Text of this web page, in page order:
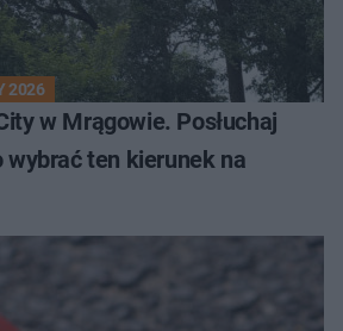
2026
w Mrągowie. Posłuchaj
wybrać ten kierunek na